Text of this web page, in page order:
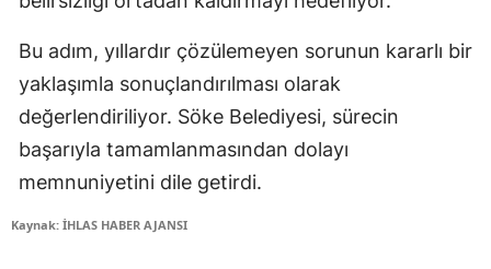
Bu adım, yıllardır çözülemeyen sorunun kararlı bir
yaklaşımla sonuçlandırılması olarak
değerlendiriliyor. Söke Belediyesi, sürecin
başarıyla tamamlanmasından dolayı
memnuniyetini dile getirdi.
Kaynak: İHLAS HABER AJANSI